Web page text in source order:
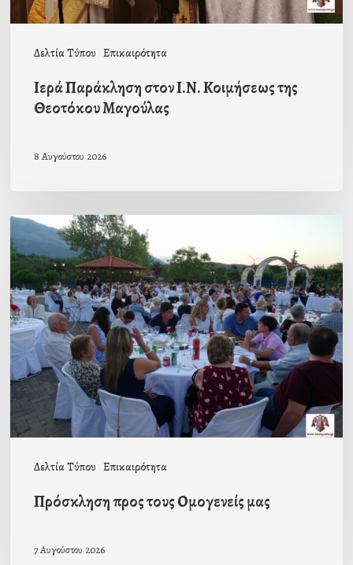
Δελτία Τύπου Επικαιρότητα
Ιερά Παράκληση στον Ι.Ν. Κοιμήσεως της
Θεοτόκου Μαγούλας
8 Αυγούστου 2026
Δελτία Τύπου Επικαιρότητα
Πρόσκληση
προς
τους
Ομογενείς
μας
Πρόσκληση προς τους Ομογενείς μας
7 Αυγούστου 2026